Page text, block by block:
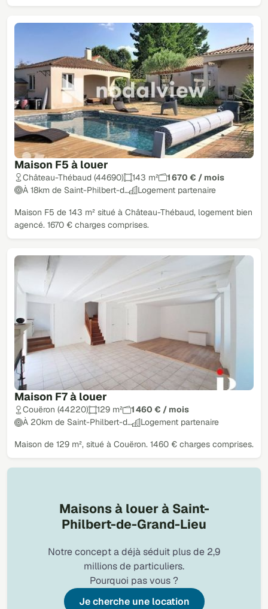
Maison F5 à louer
Château-Thébaud (44690) 143 m²
1 670 € / mois
À 18km de Saint-Philbert-d…
Logement partenaire
Maison F5 de 143 m² situé à Château-Thébaud, logement bien
agencé. 1670 € charges comprises.
Maison F7 à louer
Couëron (44220) 129 m²
1 460 € / mois
À 20km de Saint-Philbert-d…
Logement partenaire
Maison de 129 m², situé à Couëron. 1460 € charges comprises.
Maisons à louer à Saint-
Philbert-de-Grand-Lieu
Notre concept a déjà séduit plus de 2,9
millions de particuliers.
Pourquoi pas vous ?
Je cherche une location